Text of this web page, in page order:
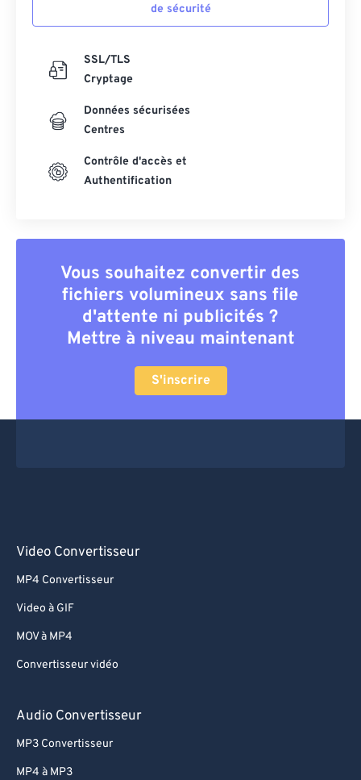
de sécurité
SSL/TLS
Cryptage
Données sécurisées
Centres
Contrôle d'accès et
Authentification
Vous souhaitez convertir des
fichiers volumineux sans file
d'attente ni publicités ?
Mettre à niveau maintenant
S'inscrire
Video Convertisseur
MP4 Convertisseur
Video à GIF
MOV à MP4
Convertisseur vidéo
Audio Convertisseur
MP3 Convertisseur
MP4 à MP3